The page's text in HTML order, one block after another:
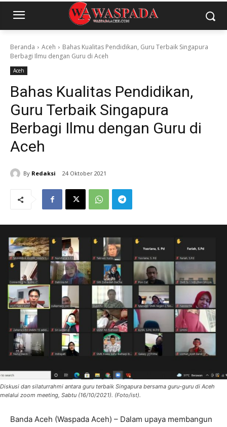
Beranda Aceh
Bahas Kualitas Pendidikan, Guru Terbaik Singapura
Berbagi Ilmu dengan Guru di Aceh
Aceh
Bahas Kualitas Pendidikan,
Guru Terbaik Singapura
Berbagi Ilmu dengan Guru di
Aceh
By Redaksi 24 Oktober 2021
Diskusi dan silaturrahmi antara guru terbaik Singapura bersama guru-guru di Aceh
melalui zoom meeting, Sabtu (16/10/2021). (Foto/ist).
Banda Aceh (Waspada Aceh) – Dalam upaya membangun